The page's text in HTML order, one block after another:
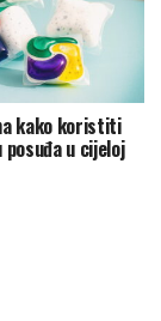
kako koristiti
u cijeloj